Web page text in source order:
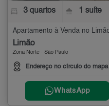
3 quartos 1 suíte
Apartamento à Venda no
Limão
Zona Norte - São Paulo
Endereço no círculo do mapa
WhatsApp